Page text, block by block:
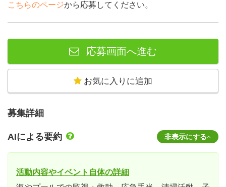
こちらのページから応募してください。
応募画面へ進む
お気に入りに追加
募集詳細
AIによる要約 非表示にする
活動内容やイベント自体の詳細